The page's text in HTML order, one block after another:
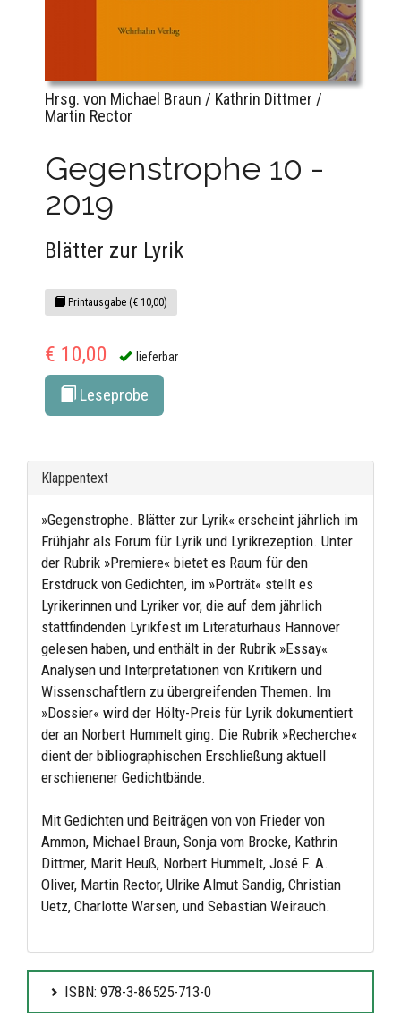
Hrsg. von Michael Braun / Kathrin Dittmer /
Martin Rector
Gegenstrophe 10 -
2019
Blätter zur Lyrik
Printausgabe (€ 10,00)
€ 10,00 lieferbar
Leseprobe
Klappentext
»Gegenstrophe. Blätter zur Lyrik« erscheint jährlich im
Frühjahr als Forum für Lyrik und Lyrikrezeption. Unter
der Rubrik »Premiere« bietet es Raum für den
Erstdruck von Gedichten, im »Porträt« stellt es
Lyrikerinnen und Lyriker vor, die auf dem jährlich
stattfindenden Lyrikfest im Literaturhaus Hannover
gelesen haben, und enthält in der Rubrik »Essay«
Analysen und Interpretationen von Kritikern und
Wissenschaftlern zu übergreifenden Themen. Im
»Dossier« wird der Hölty-Preis für Lyrik dokumentiert
der an Norbert Hummelt ging. Die Rubrik »Recherche«
dient der bibliographischen Erschließung aktuell
erschienener Gedichtbände.
Mit Gedichten und Beiträgen von von Frieder von
Ammon, Michael Braun, Sonja vom Brocke, Kathrin
Dittmer, Marit Heuß, Norbert Hummelt, José F. A.
Oliver, Martin Rector, Ulrike Almut Sandig, Christian
Uetz, Charlotte Warsen, und Sebastian Weirauch.
ISBN: 978-3-86525-713-0